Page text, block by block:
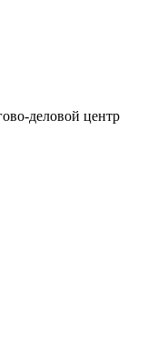
деловой центр